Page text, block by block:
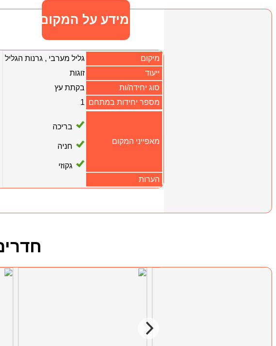
מידע על המקום
מיקום גליל מערבי , גרנות הגליל
ייעוד
זוגות
סוג יחידה/ות
בקתת עץ
מספר יחידות במתחם 1
מאפייני המקום
בריכה
חניה
גקוזי
הערות